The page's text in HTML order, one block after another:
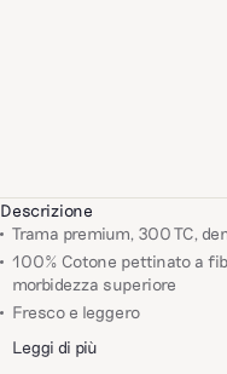
Descrizione
Trama premium, 300 TC,
100% Cotone pettinato a
morbidezza superiore
Fresco e leggero
Leggi di più